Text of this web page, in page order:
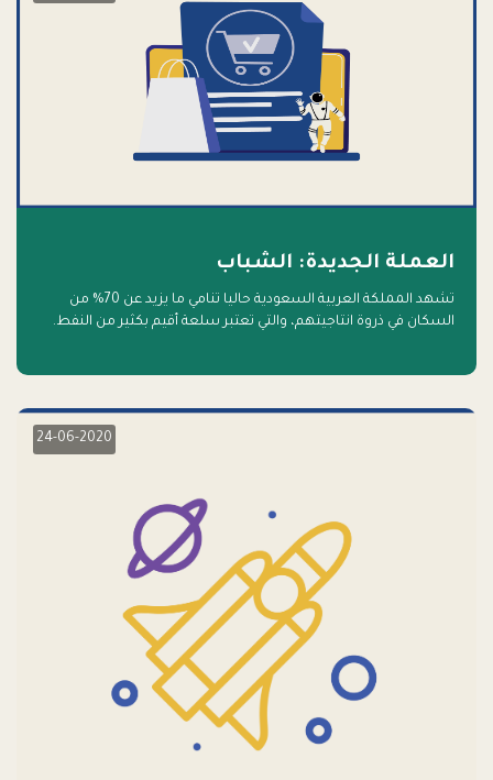
العملة الجديدة: الشباب
تشهد المملكة العربية السعودية حاليا تنامي ما يزيد عن 70% من
السكان في ذروة انتاجيتهم، والتي تعتبر سلعة أقيم بكثير من النفط.
24-06-2020